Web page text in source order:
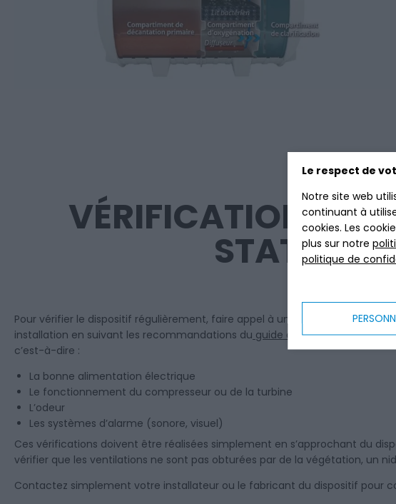
Le respect de
Notre site web
continuant à
cookies. Les
plus sur notre
politique de
VÉRIFICATION
STATION
Pour vérifier le dispositif régulièrement, faire appel à un professionnel
installation en suivant les recommandations du guide de l’usager. Il est
c’est-à-dire :
La bonne alimentation électrique
Le fonctionnement du compresseur ou de la turbine
L’odeur
Les systèmes d’alarme (sonore, visuel)
Ces vérifications doivent être réalisées simplement en s’approchant du
vérifier que les ventilations ne sont pas obturées par de la végétation, un
Contactez simplement votre installateur ou le fabricant du dispositif pour